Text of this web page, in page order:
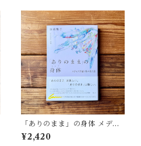
「ありのまま」の身体 メディ
アが描く私の見た目 | 藤嶋 陽
子(著)
¥2,420